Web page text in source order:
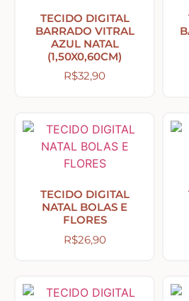
Costura e Ateliê
Country Primitivo
Enfeite de Balcão
Farm – Fazenda – Churrasco
Floreiras – Porta Chaves
Flores e Folhas
TECIDO DIGITAL
BARRADO VITRAL
AZUL NATAL
(1,50X0,60CM)
R$32,90
TECIDO DIGITAL
NATAL BOLAS E
FLORES
R$26,90